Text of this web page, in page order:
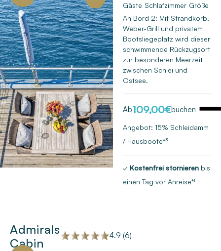
Next
Gäste Schlafzimmer Größe
An Bord 2: Mit Strandkorb,
Weber-Grill und privatem
Bootsliegeplatz wird dieser
schwimmende Rückzugsort
zur besonderen Meerzeit
zwischen Schlei und
Ostsee.
Ab109,00€buchen
Angebot: 15% Schleidamm
/ Hausboote*³
✓ Kostenfrei stornieren bis
einen Tag vor Anreise*¹
Admirals
Cabin
4.9 (6)